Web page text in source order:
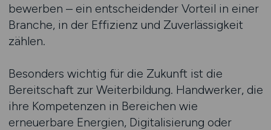
bewerben – ein entscheidender Vorteil in einer
Branche, in der Effizienz und Zuverlässigkeit
zählen.
Besonders wichtig für die Zukunft ist die
Bereitschaft zur Weiterbildung. Handwerker, die
ihre Kompetenzen in Bereichen wie
erneuerbare Energien, Digitalisierung oder